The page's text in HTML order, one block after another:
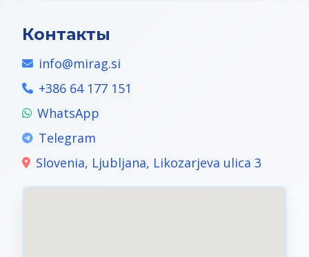
Контакты
info@mirag.si
+386 64 177 151
WhatsApp
Telegram
Slovenia, Ljubljana, Likozarjeva ulica 3